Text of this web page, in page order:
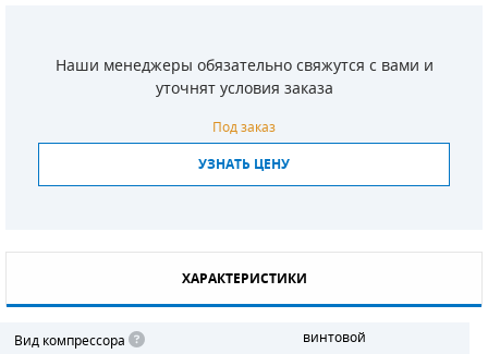
Наши менеджеры обязательно свяжутся с вами и
уточнят условия заказа
Под заказ
УЗНАТЬ ЦЕНУ
ХАРАКТЕРИСТИКИ
Вид компрессора
винтовой
ФИЛЬТРОВ
ДЛЯ АДСОРБЦИОННЫХ ОСУШИТЕЛЕЙ
ДИЗЕЛЬНЫЕ ДВИГАТЕЛИ
ФИЛЬТРЫ ТОПЛИВНЫЕ